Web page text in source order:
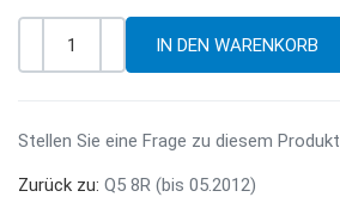
Stellen Sie eine Frage zu diesem Produkt
Zurück zu: Q5 8R (bis 05.2012)